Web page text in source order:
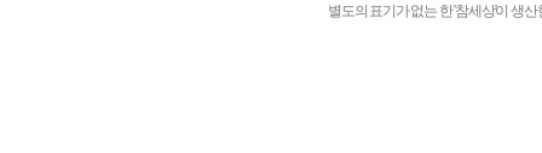
별도의 표기가 없는 한 '참세상'이 생